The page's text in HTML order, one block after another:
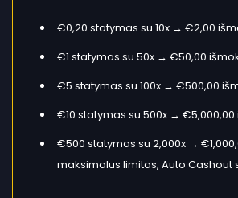
€0,20 statymas su 10x → €2,00
€1 statymas su 50x → €50,00
€5 statymas su 100x → €500,00
€10 statymas su 500x →
€500 statymas su 2,000x →
maksimalus limitas, Auto Cashout